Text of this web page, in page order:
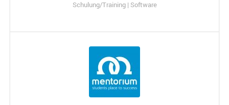
Schulung/Training | Software